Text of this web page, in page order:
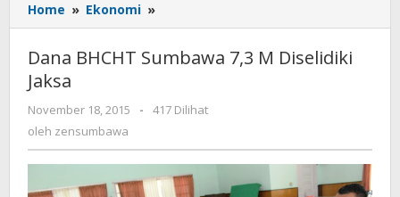
Home » Ekonomi »
BHCHT
Sumbawa
7,3
Diselidiki
Dana BHCHT Sumbawa 7,3 M Diselidiki
Jaksa
November 18, 2015
oleh
-
417 Dilihat
oleh zensumbawa